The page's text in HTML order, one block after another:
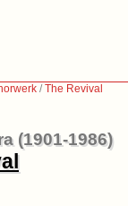
/The Revival
(1901-1986)